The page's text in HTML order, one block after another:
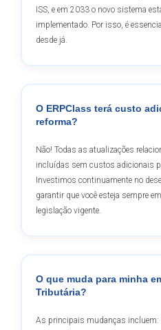
ISS, e em 2033 o novo sistema
implementado. Por isso, é
desde já.
O ERPClass terá custo
reforma?
Não! Todas as atualizações
incluídas sem custos adicionais
Investimos continuamente no
garantir que você esteja sempre
legislação vigente.
O que muda para minha
Tributária?
As principais mudanças incluem: